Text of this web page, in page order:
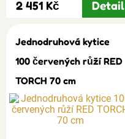
2 451 Kč Detail
Jednodruhová kytice
100 červených růží RED
TORCH 70 cm